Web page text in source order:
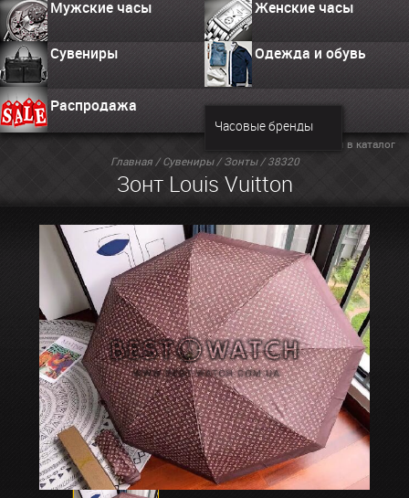
Мужские часы Женские часы
Сувениры Одежда и обувь
Распродажа
Часовые бренды
Главная/Сувениры/Зонты/ 38320
Зонт Louis Vuitton
Вернуться в каталог